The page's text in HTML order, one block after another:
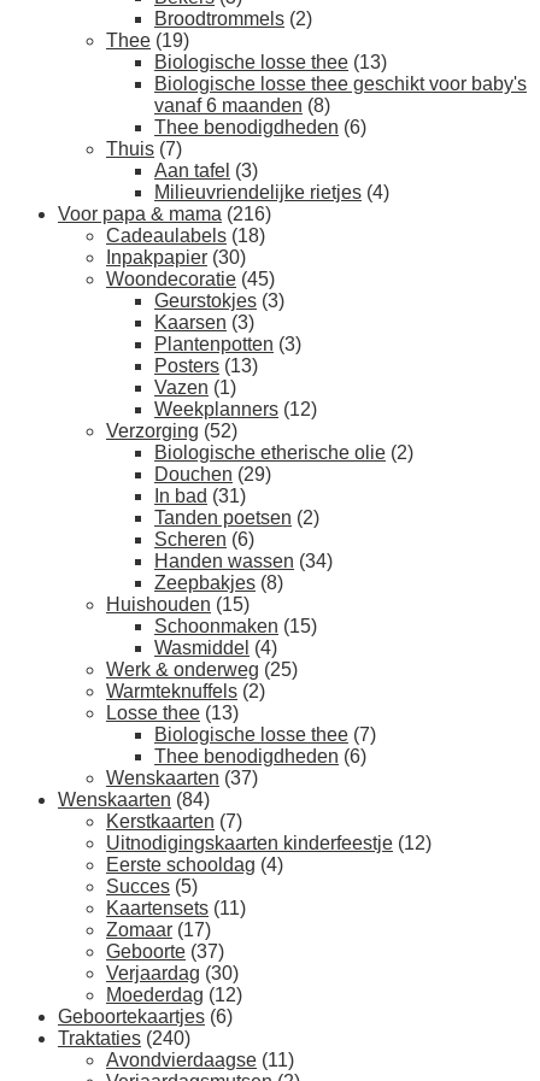
Broodtrommels (2)
Thee (19)
Biologische losse thee (13)
Biologische losse thee geschikt voor baby's
vanaf 6 maanden (8)
Thee benodigdheden (6)
Thuis (7)
Aan tafel (3)
Milieuvriendelijke rietjes (4)
Voor papa & mama (216)
Cadeaulabels (18)
Inpakpapier (30)
Woondecoratie (45)
Geurstokjes (3)
Kaarsen (3)
Plantenpotten (3)
Posters (13)
Vazen (1)
Weekplanners (12)
Verzorging (52)
Biologische etherische olie (2)
Douchen (29)
In bad (31)
Tanden poetsen (2)
Scheren (6)
Handen wassen (34)
Zeepbakjes (8)
Huishouden (15)
Schoonmaken (15)
Wasmiddel (4)
Werk & onderweg (25)
Warmteknuffels (2)
Losse thee (13)
Biologische losse thee (7)
Thee benodigdheden (6)
Wenskaarten (37)
Wenskaarten (84)
Kerstkaarten (7)
Uitnodigingskaarten kinderfeestje (12)
Eerste schooldag (4)
Succes (5)
Kaartensets (11)
Zomaar (17)
Geboorte (37)
Verjaardag (30)
Moederdag (12)
Geboortekaartjes (6)
Traktaties (240)
Avondvierdaagse (11)